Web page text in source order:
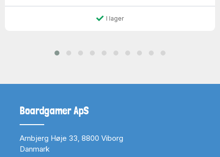
I lager
Boardgamer ApS
Arnbjerg Høje 33, 8800 Viborg
Danmark